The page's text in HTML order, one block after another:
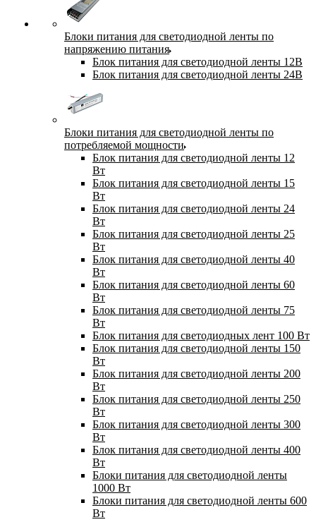
Блоки питания для светодиодной ленты по
напряжению питания
Блок питания для светодиодной ленты 12В
Блок питания для светодиодной ленты 24В
Блоки питания для светодиодной ленты по
потребляемой мощности
Блок питания для светодиодной ленты 12
Вт
Блок питания для светодиодной ленты 15
Вт
Блок питания для светодиодной ленты 24
Вт
Блок питания для светодиодной ленты 25
Вт
Блок питания для светодиодной ленты 40
Вт
Блок питания для светодиодной ленты 60
Вт
Блок питания для светодиодной ленты 75
Вт
Блок питания для светодиодных лент 100 Вт
Блок питания для светодиодной ленты 150
Вт
Блок питания для светодиодной ленты 200
Вт
Блок питания для светодиодной ленты 250
Вт
Блок питания для светодиодной ленты 300
Вт
Блок питания для светодиодной ленты 400
Вт
Блоки питания для светодиодной ленты
1000 Вт
Блоки питания для светодиодной ленты 600
Вт